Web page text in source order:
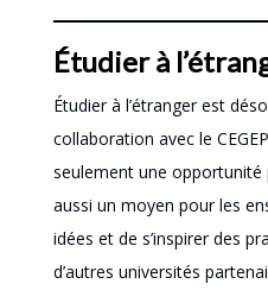
Étudier à
Étudier à l’étranger est
collaboration avec le
seulement une
aussi un moyen pour les
idées et de s’inspirer des
d’autres universités